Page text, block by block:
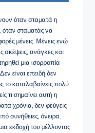
όταν σταματά η
σταματάς να
μένεις. Μένεις ενώ
σκέψεις, ανάγκες και
μια ισορροπία
είναι επειδή δεν
το καταλαβαίνεις πολύ
τι σημαίνει αυτή η
χρόνια, δεν φεύγεις
συνήθειες, όνειρα,
εκδοχή του μέλλοντος